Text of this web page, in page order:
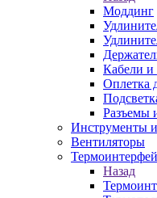
Моддинг
Кабели и
Оплетка
Разъемы
Инструменты
Вентиляторы
Назад